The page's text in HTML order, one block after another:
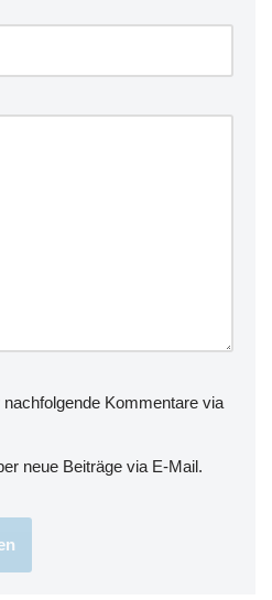
Kommentare via
neue Beiträge via E-Mail.